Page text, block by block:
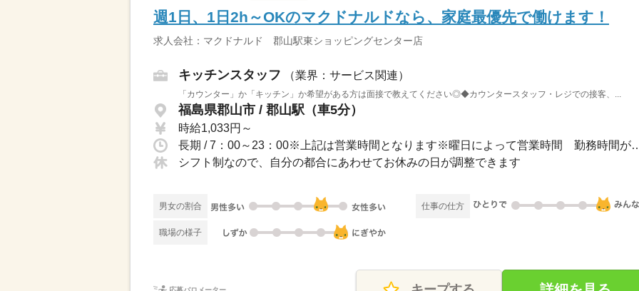
週1日、1日2h～OKのマクドナルドなら、家庭最優先で働けます！
求人会社：マクドナルド 郡山駅東ショッピングセンター店
キッチンスタッフ （業界：サービス関連）
「カウンター」か「キッチン」か希望がある方は面接で教えてください◎◆カウンタースタッフ・レジでの接客、...
福島県郡山市 / 郡山駅（車5分）
時給1,033円～
長期 / 7：00～23：00※上記は営業時間となりま
シフト制なので、自分の都合にあわせてお休みの日が調整できます
男女の割合 仕事の仕方
職場の様子